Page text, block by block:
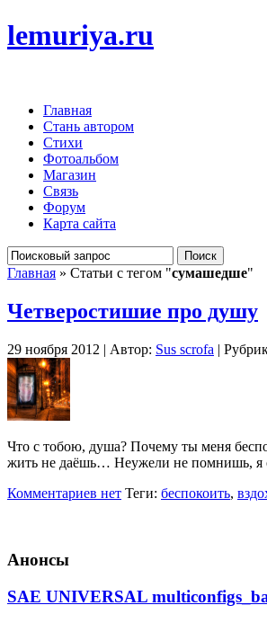
lemuriya.ru
Главная
Стань автором
Стихи
Фотоальбом
Магазин
Связь
Форум
Карта сайта
Главная » Статьи с тегом "сумашедше"
Четверостишие про душу
29 ноября 2012 | Автор: Sus scrofa |
Что с тобою, душа? Почему ты меня
жить не даёшь… Неужели не помнишь, я
Комментариев нет Теги: беспокоить,
Анонсы
SAE UNIVERSAL